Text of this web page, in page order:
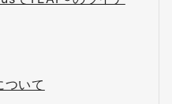
いて